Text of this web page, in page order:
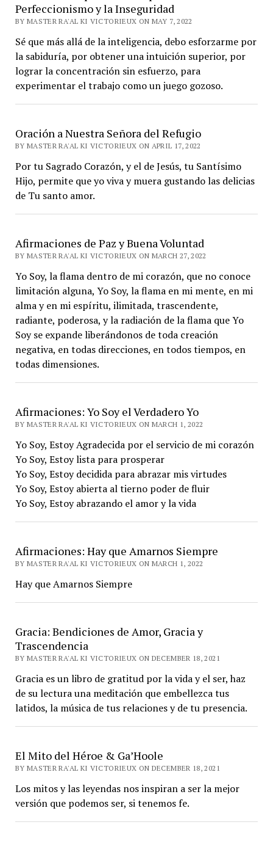
Perfeccionismo y la Inseguridad
BY MASTER RA'AL KI VICTORIEUX ON MAY 7, 2022
Sé que más allá de la inteligencia, debo esforzarme por
la sabiduría, por obtener una intuición superior, por
lograr la concentración sin esfuerzo, para
experimentar el trabajo como un juego gozoso.
Oración a Nuestra Señora del Refugio
BY MASTER RA'AL KI VICTORIEUX ON APRIL 17, 2022
Por tu Sagrado Corazón, y el de Jesús, tu Santísimo
Hijo, permite que yo viva y muera gustando las delicias
de Tu santo amor.
Afirmaciones de Paz y Buena Voluntad
BY MASTER RA'AL KI VICTORIEUX ON MARCH 27, 2022
Yo Soy, la flama dentro de mi corazón, que no conoce
limitación alguna, Yo Soy, la flama en mi mente, en mi
alma y en mi espíritu, ilimitada, trascendente,
radiante, poderosa, y la radiación de la flama que Yo
Soy se expande liberándonos de toda creación
negativa, en todas direcciones, en todos tiempos, en
todas dimensiones.
Afirmaciones: Yo Soy el Verdadero Yo
BY MASTER RA'AL KI VICTORIEUX ON MARCH 1, 2022
Yo Soy, Estoy Agradecida por el servicio de mi corazón
Yo Soy, Estoy lista para prosperar
Yo Soy, Estoy decidida para abrazar mis virtudes
Yo Soy, Estoy abierta al tierno poder de fluir
Yo Soy, Estoy abrazando el amor y la vida
Afirmaciones: Hay que Amarnos Siempre
BY MASTER RA'AL KI VICTORIEUX ON MARCH 1, 2022
Hay que Amarnos Siempre
Gracia: Bendiciones de Amor, Gracia y
Trascendencia
BY MASTER RA'AL KI VICTORIEUX ON DECEMBER 18, 2021
Gracia es un libro de gratitud por la vida y el ser, haz
de su lectura una meditación que embellezca tus
latidos, la música de tus relaciones y de tu presencia.
El Mito del Héroe & Ga’Hoole
BY MASTER RA'AL KI VICTORIEUX ON DECEMBER 18, 2021
Los mitos y las leyendas nos inspiran a ser la mejor
versión que podemos ser, si tenemos fe.